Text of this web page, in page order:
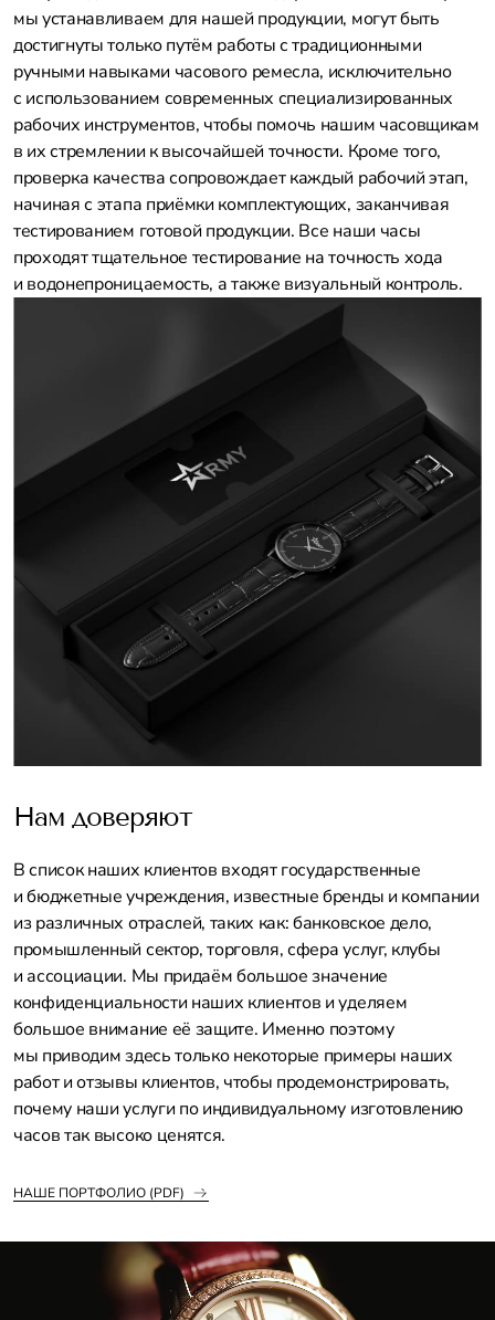
мы устанавливаем для нашей продукции, могут быть
достигнуты только путём работы с традиционными
ручными навыками часового ремесла, исключительно
с использованием современных специализированных
рабочих инструментов, чтобы помочь нашим часовщикам
в их стремлении к высочайшей точности. Кроме того,
проверка качества сопровождает каждый рабочий этап,
начиная с этапа приёмки комплектующих, заканчивая
тестированием готовой продукции. Все наши часы
проходят тщательное тестирование на точность хода
и водонепроницаемость, а также визуальный контроль.
Нам доверяют
В список наших клиентов входят государственные
и бюджетные учреждения, известные бренды и компании
из различных отраслей, таких как: банковское дело,
промышленный сектор, торговля, сфера услуг, клубы
и ассоциации. Мы придаём большое значение
конфиденциальности наших клиентов и уделяем
большое внимание её защите. Именно поэтому
мы приводим здесь только некоторые примеры наших
работ и отзывы клиентов, чтобы продемонстрировать,
почему наши услуги по индивидуальному изготовлению
часов так высоко ценятся.
НАШЕ ПОРТФОЛИО (PDF)